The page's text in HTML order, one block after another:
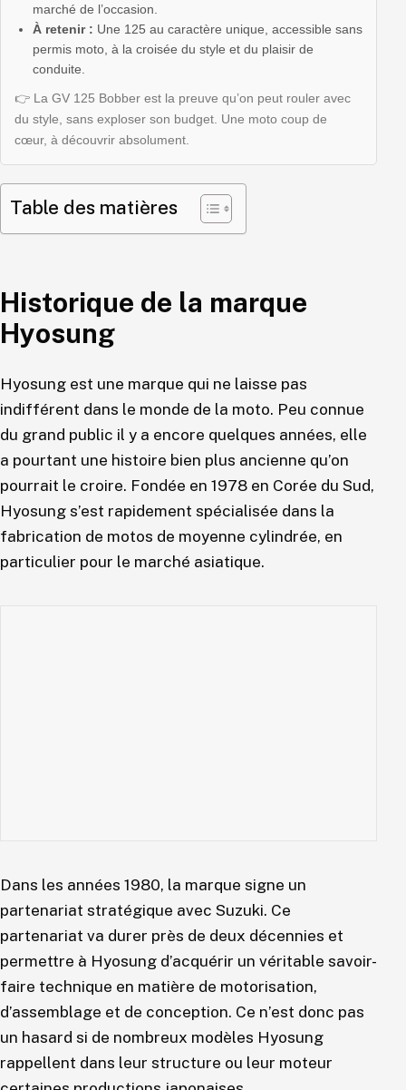
marché de l’occasion.
À retenir : Une 125 au caractère unique, accessible sans
permis moto, à la croisée du style et du plaisir de
conduite.
👉 La GV 125 Bobber est la preuve qu’on peut rouler avec
du style, sans exploser son budget. Une moto coup de
cœur, à découvrir absolument.
Table des matières
Historique de la marque
Hyosung
Hyosung est une marque qui ne laisse pas
indifférent dans le monde de la moto. Peu connue
du grand public il y a encore quelques années, elle
a pourtant une histoire bien plus ancienne qu’on
pourrait le croire. Fondée en 1978 en Corée du Sud,
Hyosung s’est rapidement spécialisée dans la
fabrication de motos de moyenne cylindrée, en
particulier pour le marché asiatique.
Dans les années 1980, la marque signe un
partenariat stratégique avec Suzuki. Ce
partenariat va durer près de deux décennies et
permettre à Hyosung d’acquérir un véritable savoir-
faire technique en matière de motorisation,
d’assemblage et de conception. Ce n’est donc pas
un hasard si de nombreux modèles Hyosung
rappellent dans leur structure ou leur moteur